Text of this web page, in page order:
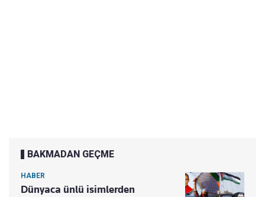
BAKMADAN GEÇME
HABER
Dünyaca ünlü isimlerden